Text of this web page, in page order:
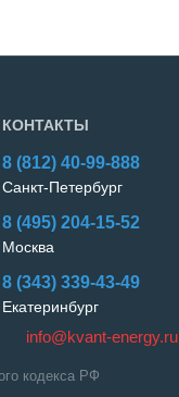
КОНТАКТЫ
8 (812) 40-99-888
Санкт-Петербург
8 (495) 204-15-52
Москва
8 (343) 339-43-49
Екатеринбург
info@kvant-energy.ru
кодекса РФ